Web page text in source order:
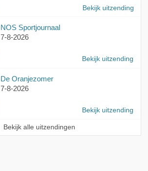
Bekijk uitzending
NOS Sportjournaal
7-8-2026
Bekijk uitzending
De Oranjezomer
7-8-2026
Bekijk uitzending
Bekijk alle uitzendingen